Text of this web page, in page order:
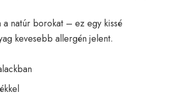
a natúr borokat – ez egy kissé
kevesebb allergén jelent.